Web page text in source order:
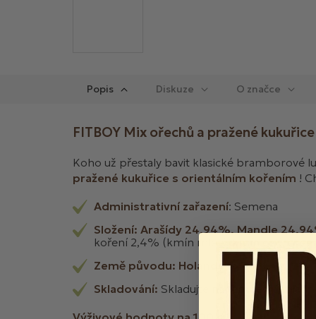
Popis Diskuze
FITBOY Mix ořechů a pražené
Koho už přestaly bavit klasické bramborové
pražené kukuřice s orientálním kořením !
Administrativní zařazení: Semena
Složení: Arašídy 24,94%, Mandle
koření 2,4% (kmín mletý, kmín celý,
Země původu: Holandsko
Skladování: Skladujte na temném,